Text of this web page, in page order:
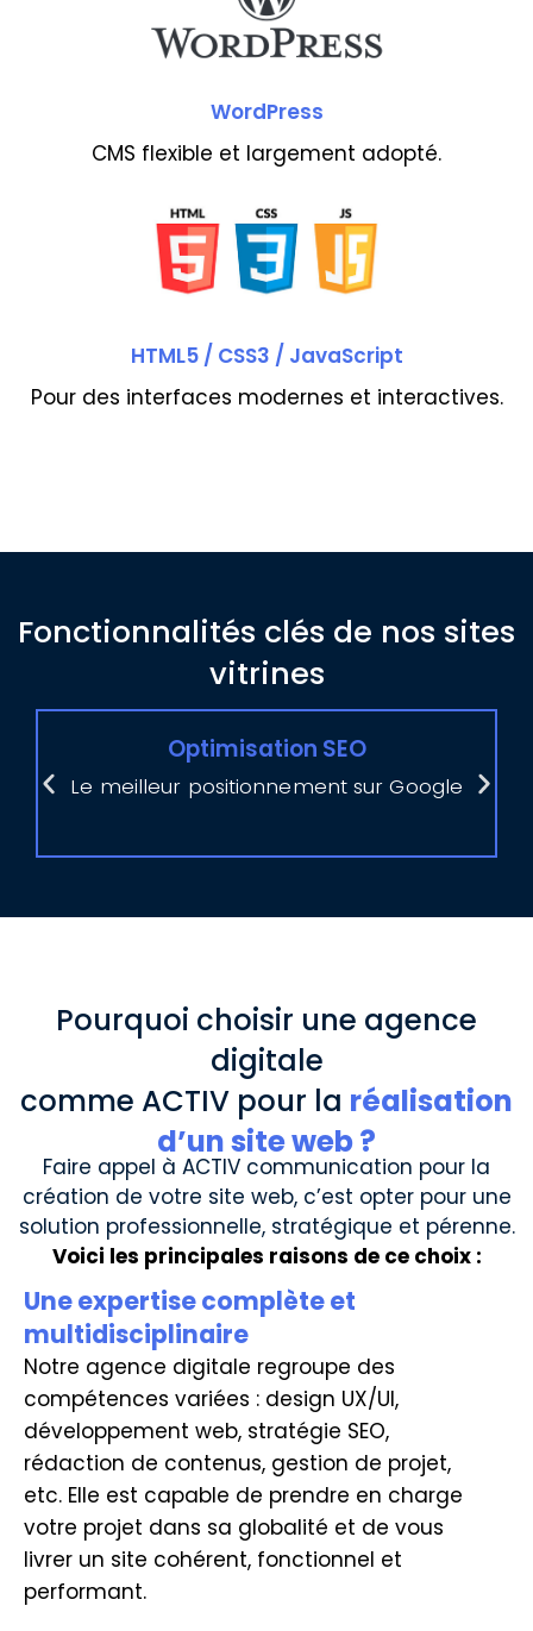
WordPress
CMS flexible et largement adopté.
HTML5 / CSS3 / JavaScript
Pour des interfaces modernes et interactives.
Fonctionnalités clés de nos sites
vitrines
Optimisation SEO
Le meilleur positionnement sur Google
Pourquoi choisir une agence
digitale
comme ACTIV pour la réalisation
d’un site web ?
Faire appel à ACTIV communication pour la
création de votre site web, c’est opter pour une
solution professionnelle, stratégique et pérenne.
Voici les principales raisons de ce choix :
Une expertise complète et
multidisciplinaire
Notre agence digitale regroupe des
compétences variées : design UX/UI,
développement web, stratégie SEO,
rédaction de contenus, gestion de projet,
etc. Elle est capable de prendre en charge
votre projet dans sa globalité et de vous
livrer un site cohérent, fonctionnel et
performant.